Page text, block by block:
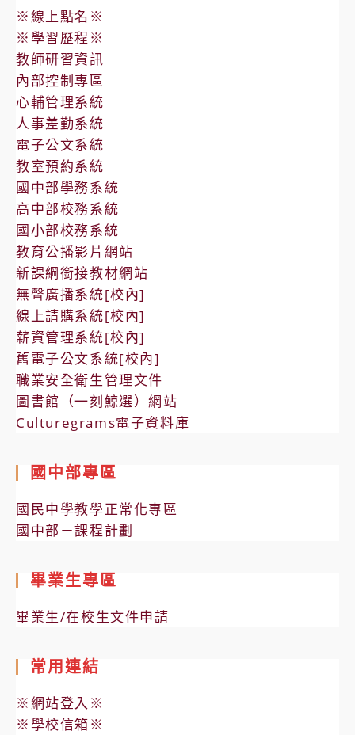
※線上點名※
※學習歷程※
教師研習資訊
內部控制專區
心輔管理系統
人事差勤系統
電子公文系統
教室預約系統
國中部學務系統
高中部校務系統
國小部校務系統
教育公播影片網站
新課綱銜接教材網站
無聲廣播系統[校內]
線上請購系統[校內]
薪資管理系統[校內]
舊電子公文系統[校內]
職業安全衛生管理文件
圖書館（一刻鯨選）網站
Culturegrams電子資料庫
國中部專區
國民中學教學正常化專區
國中部－課程計劃
畢業生專區
畢業生/在校生文件申請
常用連結
※網站登入※
※學校信箱※